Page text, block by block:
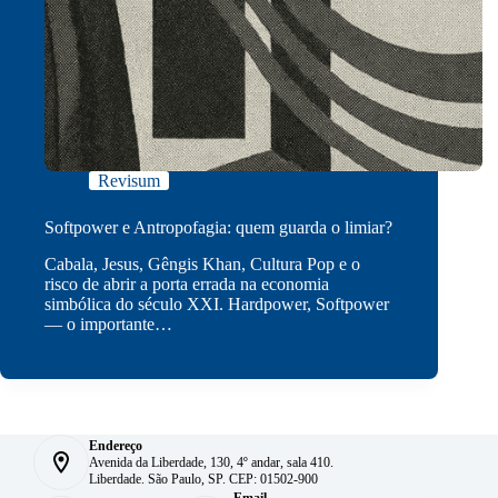
Revisum
Softpower e Antropofagia: quem guarda o limiar?
Cabala, Jesus, Gêngis Khan, Cultura Pop e o
risco de abrir a porta errada na economia
simbólica do século XXI. Hardpower, Softpower
— o importante…
Endereço
Avenida da Liberdade, 130, 4º andar, sala 410.
Liberdade. São Paulo, SP. CEP: 01502-900